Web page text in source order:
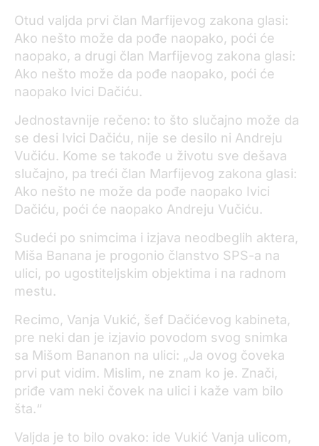
Otud valjda prvi član Marfijevog zakona glasi:
Ako nešto može da pođe naopako, poći će
naopako, a drugi član Marfijevog zakona glasi:
Ako nešto može da pođe naopako, poći će
naopako Ivici Dačiću.
Jednostavnije rečeno: to što slučajno može da
se desi Ivici Dačiću, nije se desilo ni Andreju
Vučiću. Kome se takođe u životu sve dešava
slučajno, pa treći član Marfijevog zakona glasi:
Ako nešto ne može da pođe naopako Ivici
Dačiću, poći će naopako Andreju Vučiću.
Sudeći po snimcima i izjava neodbeglih aktera,
Miša Banana je progonio članstvo SPS-a na
ulici, po ugostiteljskim objektima i na radnom
mestu.
Recimo, Vanja Vukić, šef Dačićevog kabineta,
pre neki dan je izjavio povodom svog snimka
sa Mišom Bananon na ulici: „Ja ovog čoveka
prvi put vidim. Mislim, ne znam ko je. Znači,
priđe vam neki čovek na ulici i kaže vam bilo
šta.“
Valjda je to bilo ovako: ide Vukić Vanja ulicom,